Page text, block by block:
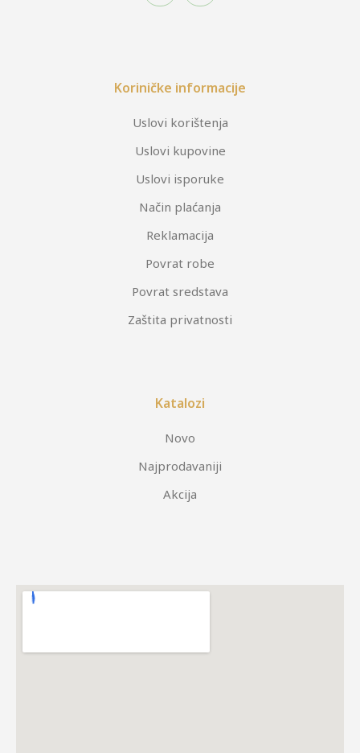
Koriničke informacije
Uslovi korištenja
Uslovi kupovine
Uslovi isporuke
Način plaćanja
Reklamacija
Povrat robe
Povrat sredstava
Zaštita privatnosti
Katalozi
Novo
Najprodavaniji
Akcija